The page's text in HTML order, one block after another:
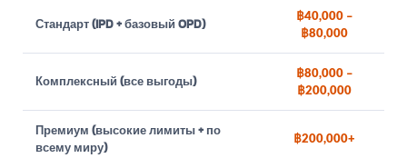
Стандарт (IPD + базовый OPD)
฿40,000 –
฿80,000
Комплексный (все выгоды)
฿80,000 –
฿200,000
Премиум (высокие лимиты + по
всему миру)
฿200,000+